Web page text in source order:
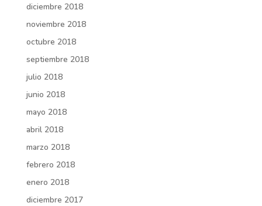
diciembre 2018
noviembre 2018
octubre 2018
septiembre 2018
julio 2018
junio 2018
mayo 2018
abril 2018
marzo 2018
febrero 2018
enero 2018
diciembre 2017